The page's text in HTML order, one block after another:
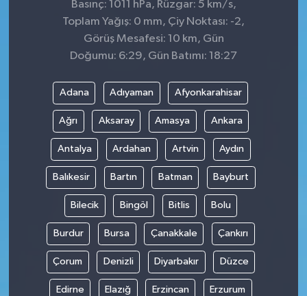
Basınç: 1011 hPa, Rüzgar: 5 km/s,
Toplam Yağış: 0 mm, Çiy Noktası: -2,
Görüş Mesafesi: 10 km, Gün
Doğumu: 6:29, Gün Batımı: 18:27
Adana Adıyaman Afyonkarahisar
Ağrı Aksaray Amasya Ankara
Antalya Ardahan Artvin Aydın
Balıkesir Bartın Batman Bayburt
Bilecik Bingöl Bitlis Bolu
Burdur Bursa Çanakkale Çankırı
Çorum Denizli Diyarbakır Düzce
Edirne Elazığ Erzincan Erzurum
POLİTİKA
RÖPORTAJ
SAĞLIK
SPOR
TARIM
TEKNOLOJİ
TURİZM
VİDEO HABER
YAŞAM